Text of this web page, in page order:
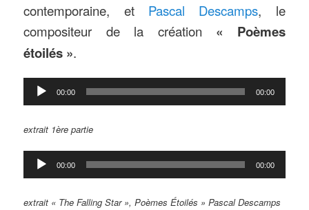
contemporaine, et Pascal Descamps, le
compositeur de la création « Poèmes
étoilés ».
Lecteur
audio
00:00 00:00
extrait 1ère partie
Lecteur
audio
00:00 00:00
extrait « The Falling Star », Poèmes Étoilés » Pascal Descamps